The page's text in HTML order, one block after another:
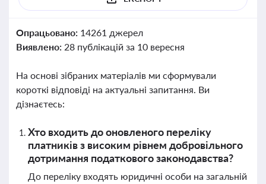
Опрацьовано: 14261 джерел
Виявлено: 28 публікацій за 10 вересня
На основі зібраних матеріалів ми сформували
короткі відповіді на актуальні запитання. Ви
дізнаєтесь:
Хто входить до оновленого переліку
платників з високим рівнем добровільного
дотримання податкового законодавства?
До переліку входять юридичні особи на загальній